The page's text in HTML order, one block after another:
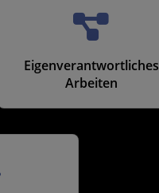
Eigenverantwortliches
Arbeiten